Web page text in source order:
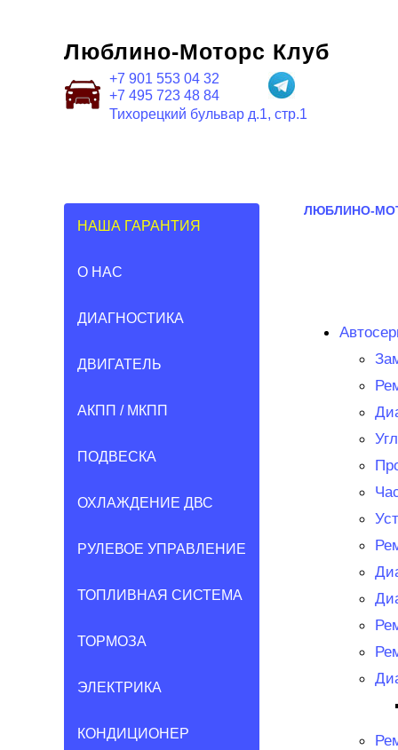
Люблино-Моторс Клуб
+7 901 553 04 32
+7 495 723 48 84
Тихорецкий бульвар д.1, стр.1
НАША ГАРАНТИЯ
О НАС
ДИАГНОСТИКА
ДВИГАТЕЛЬ
АКПП / МКПП
ПОДВЕСКА
ОХЛАЖДЕНИЕ ДВС
РУЛЕВОЕ УПРАВЛЕНИЕ
ТОПЛИВНАЯ СИСТЕМА
ТОРМОЗА
ЭЛЕКТРИКА
КОНДИЦИОНЕР
ЛЮБЛИНО-